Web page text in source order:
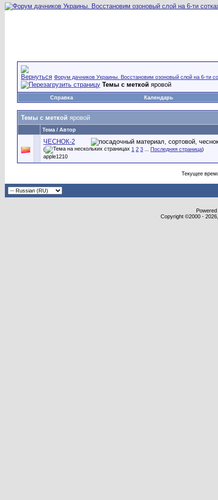
Форум дачников Украины. Восстановим озоновый слой на 6-ти
Темы с меткой яровой
Справка Календарь
Темы с меткой яровой
Тема / Автор
ЧЕСНОК-2
( 1 2 3 Последняя страница)
apple1210
Текущее
Copyright ©2000 -